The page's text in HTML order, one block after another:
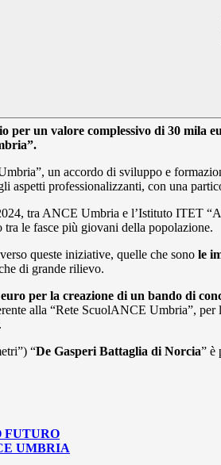
per un valore complessivo di 30 mila
un accordo di sviluppo e
professionalizzanti, con una
tra ANCE Umbria e l’Istituto ITET
le fasce più giovani della popolazione.
queste iniziative, quelle che sono le
di grande rilievo.
per la creazione di un bando di
alla “Rete ScuolANCE Umbria”,
“De Gasperi Battaglia di Norcia” è
FUTURO
UMBRIA